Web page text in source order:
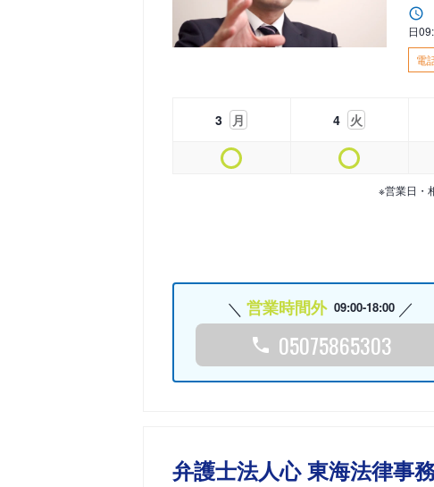
日
電
3 月 4 火
※営業日・
営業時間外 09:00-18:00
05075865303
弁護士法人心 東海法律事